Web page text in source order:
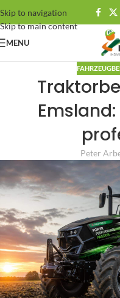
Skip to navigation
Skip to main content
MENU
Peter